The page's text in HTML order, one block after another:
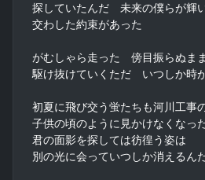
探していたんだ　未来の僕らが輝
交わした約束があった
がむしゃら走った　傍目振らぬまま
駆け抜けていくただ　いつしか時
初夏に飛び交う蛍たちも河川工事
子供の頃のように見かけなくなっ
君の面影を探しては彷徨う姿は
別の光に会っていつしか消えるん